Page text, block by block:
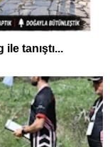
tanıştı...